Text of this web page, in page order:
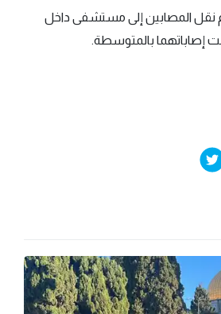
نقل المصابين إلى مستشفى داخل